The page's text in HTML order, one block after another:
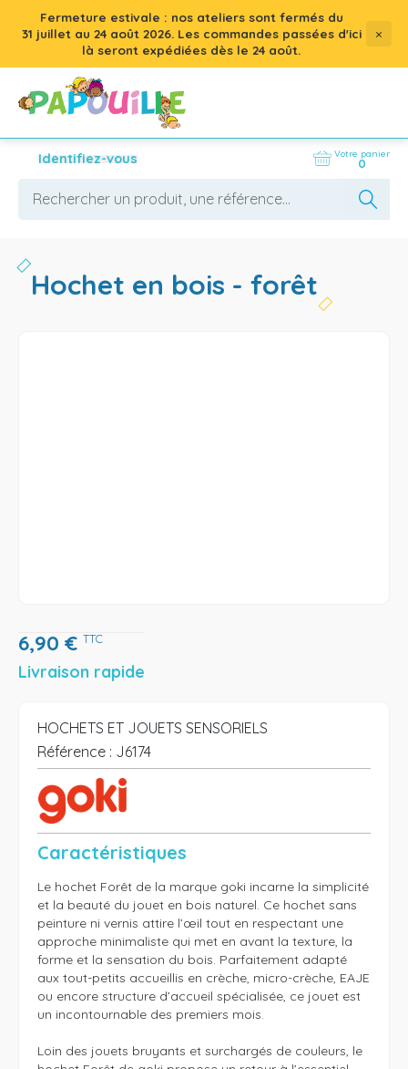
Fermeture estivale : nos ateliers sont fermés du
31 juillet au 24 août 2026. Les commandes passées d'ici
là seront expédiées dès le 24 août.
×
Identifiez-vous Votre panier
0
hochet en bois - forêt
6,90 € TTC
Livraison rapide
HOCHETS ET JOUETS SENSORIELS
Référence : J6174
Caractéristiques
Le hochet Forêt de la marque goki incarne la simplicité
et la beauté du jouet en bois naturel. Ce hochet sans
peinture ni vernis attire l’œil tout en respectant une
approche minimaliste qui met en avant la texture, la
forme et la sensation du bois. Parfaitement adapté
aux tout-petits accueillis en crèche, micro-crèche, EAJE
ou encore structure d’accueil spécialisée, ce jouet est
un incontournable des premiers mois.
Loin des jouets bruyants et surchargés de couleurs, le